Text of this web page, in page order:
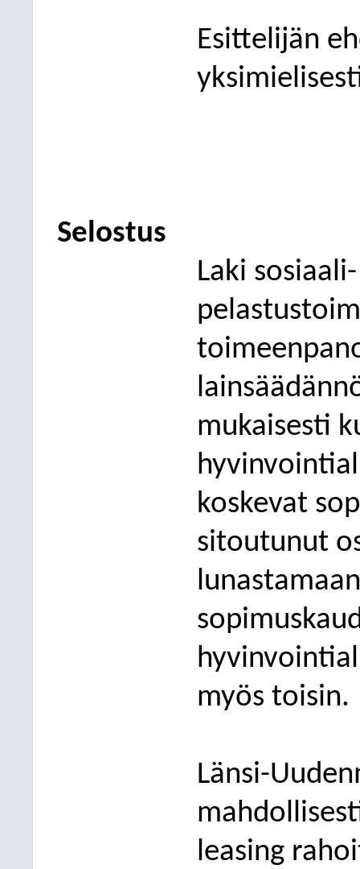
Esittelijän
Selostus
Laki
mukaisesti
koskevat
sitoutunut
myös toisin.
Länsi-
mahd
leasing